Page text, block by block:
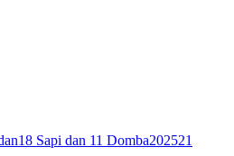
18 Sapi dan 11 Domba202521